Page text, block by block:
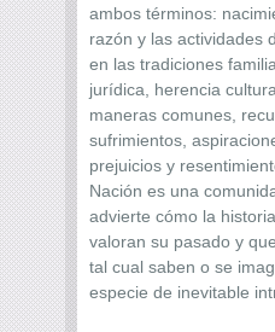
ambos términos:
razón y las actividades
en las tradiciones
jurídica, herencia
maneras comunes,
sufrimientos,
prejuicios y
Nación es una
advierte cómo la
valoran su pasado y
tal cual saben o se
especie de inevitable